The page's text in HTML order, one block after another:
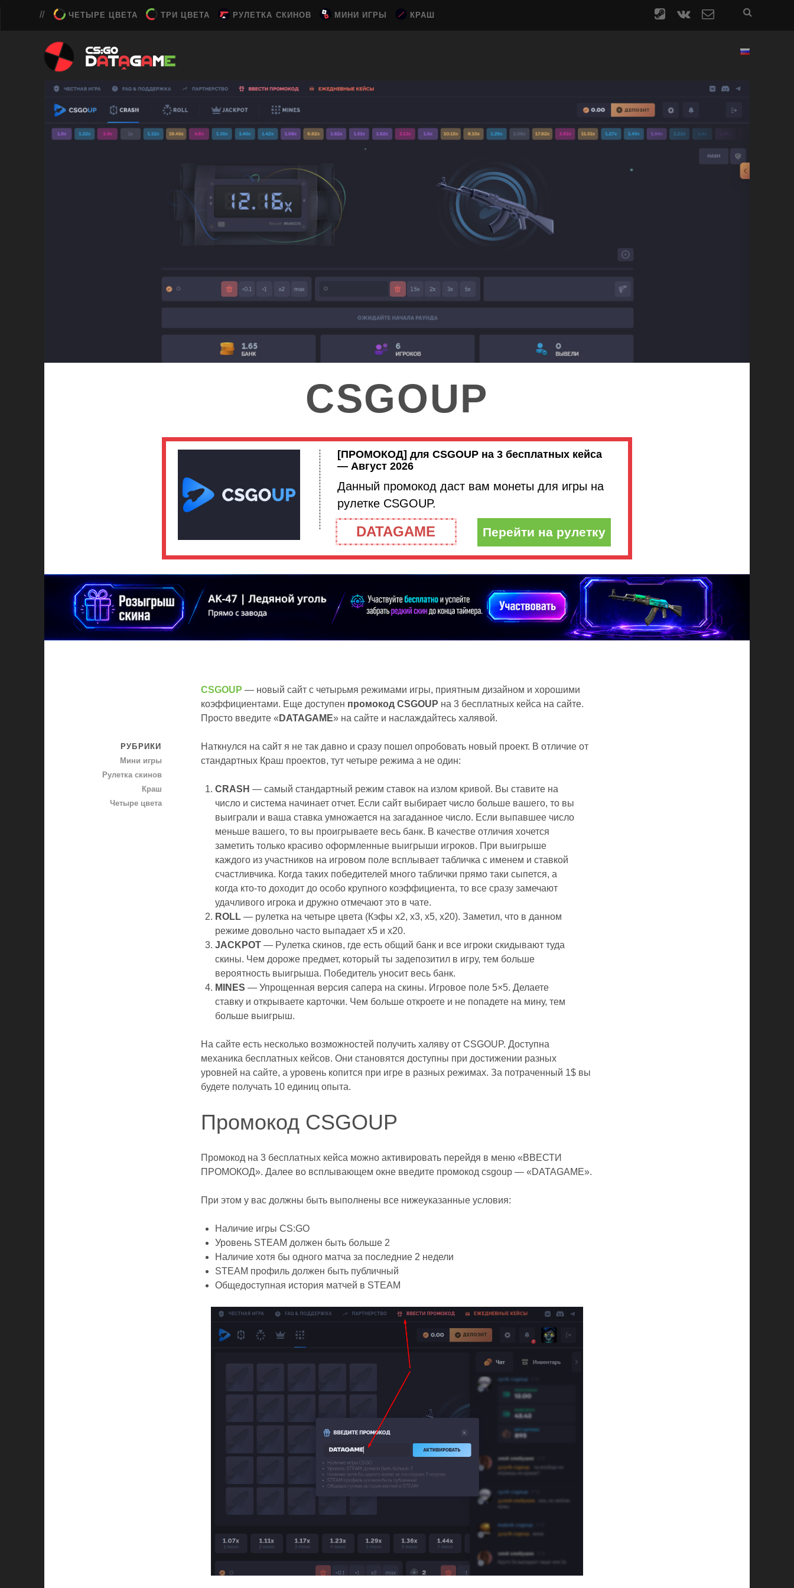
ЧЕТЫРЕ ЦВЕТА ТРИ ЦВЕТА РУЛЕТКА СКИНОВ МИНИ ИГРЫ КРАШ steamvk
contact
CSGOUP
[ПРОМОКОД] для CSGOUP на 3 бесплатных кейса
— Август 2026
Данный промокод даст вам монеты для игры на
рулетке CSGOUP.
DATAGAME Перейти на рулетку
CSGOUP — новый сайт c четырьмя режимами игры, приятным дизайном и хорошими
коэффициентами. Еще доступен промокод CSGOUP на 3 бесплатных кейса на сайте.
Просто введите « DATAGAME» на сайте и наслаждайтесь халявой.
Наткнулся на сайт я не так давно и сразу пошел опробовать новый проект. В отличие от
стандартных Краш проектов, тут четыре режима а не один:
CRASH — самый стандартный режим ставок на излом кривой. Вы ставите на
число и система начинает отчет. Если сайт выбирает число больше вашего, то вы
выиграли и ваша ставка умножается на загаданное число. Если выпавшее число
меньше вашего, то вы проигрываете весь банк. В качестве отличия хочется
заметить только красиво оформленные выигрыши игроков. При выигрыше
каждого из участников на игровом поле всплывает табличка с именем и ставкой
счастливчика. Когда таких победителей много таблички прямо таки сыпется, а
когда кто-то доходит до особо крупного коэффициента, то все сразу замечают
удачливого игрока и дружно отмечают это в чате.
ROLL — рулетка на четыре цвета (Кэфы x2, x3, x5, x20). Заметил, что в данном
режиме довольно часто выпадает x5 и x20.
JACKPOT — Рулетка скинов, где есть общий банк и все игроки скидывают туда
скины. Чем дороже предмет, который ты задепозитил в игру, тем больше
вероятность выигрыша. Победитель уносит весь банк.
MINES — Упрощенная версия сапера на скины. Игровое поле 5×5. Делаете
ставку и открываете карточки. Чем больше откроете и не попадете на мину, тем
больше выигрыш.
На сайте есть несколько возможностей получить халяву от CSGOUP. Доступна
механика бесплатных кейсов. Они становятся доступны при достижении разных
уровней на сайте, а уровень копится при игре в разных режимах. За потраченный 1$ вы
будете получать 10 единиц опыта.
Промокод CSGOUP
Промокод на 3 бесплатных кейса можно активировать перейдя в меню «ВВЕСТИ
ПРОМОКОД». Далее во всплывающем окне введите промокод csgoup — «DATAGAME».
При этом у вас должны быть выполнены все нижеуказанные условия:
Наличие игры CS:GO
Уровень STEAM должен быть больше 2
Наличие хотя бы одного матча за последние 2 недели
STEAM профиль должен быть публичный
Общедоступная история матчей в STEAM
РУБРИКИ
Мини игры
Рулетка скинов
Краш
Четыре цвета